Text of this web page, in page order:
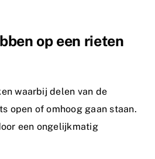
op een rieten
waarbij delen van de
open of omhoog gaan staan.
een ongelijkmatig